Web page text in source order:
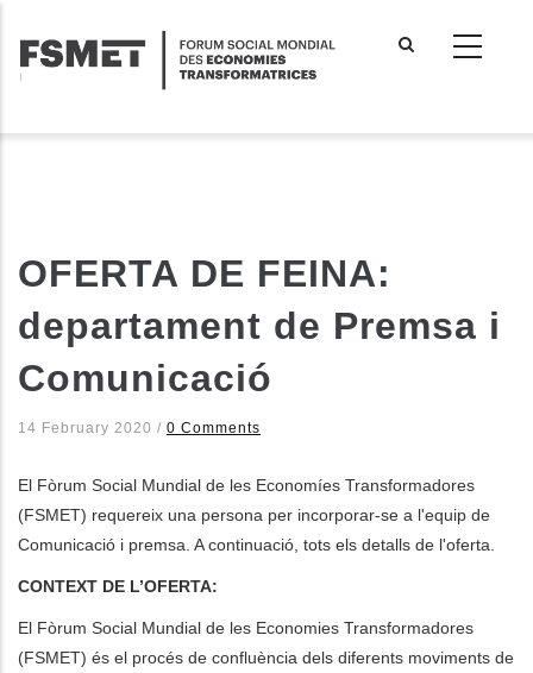
contenu
actions supplémentaires
OFERTA DE FEINA:
departament de Premsa i
Comunicació
14 February 2020 / 0 Comments
El Fòrum Social Mundial de les Economíes Transformadores
(FSMET) requereix una persona per incorporar-se a l'equip de
Comunicació i premsa. A continuació, tots els detalls de l'oferta.
CONTEXT DE L’OFERTA:
El Fòrum Social Mundial de les Economies Transformadores
(FSMET) és el procés de confluència dels diferents moviments de